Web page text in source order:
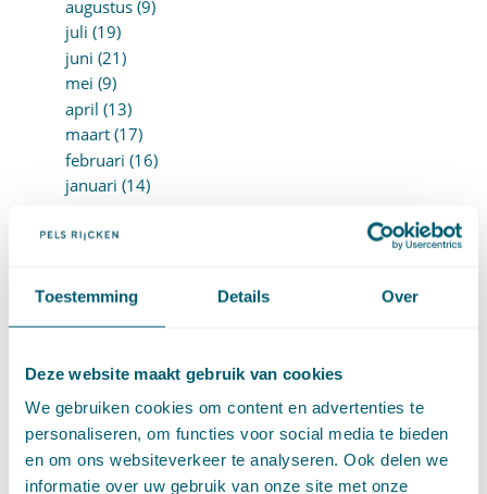
Toestemming Details Over
Deze website maakt gebruik van cookies
We gebruiken cookies om content en advertenties te
personaliseren, om functies voor social media te bieden
en om ons websiteverkeer te analyseren. Ook delen we
informatie over uw gebruik van onze site met onze
augustus (9)
juli (19)
juni (21)
mei (9)
april (13)
maart (17)
februari (16)
januari (14)
december (13)
september (12)
augustus (4)
juni (16)
mei (11)
april (13)
maart (16)
februari (19)